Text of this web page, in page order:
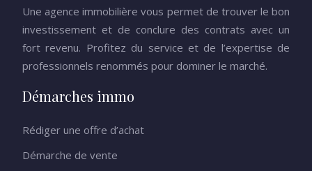
Une agence immobilière vous permet de trouver le bon
investissement et de conclure des contrats avec un
fort revenu. Profitez du service et de l’expertise de
professionnels renommés pour dominer le marché.
Démarches immo
Rédiger une offre d’achat
Démarche de vente